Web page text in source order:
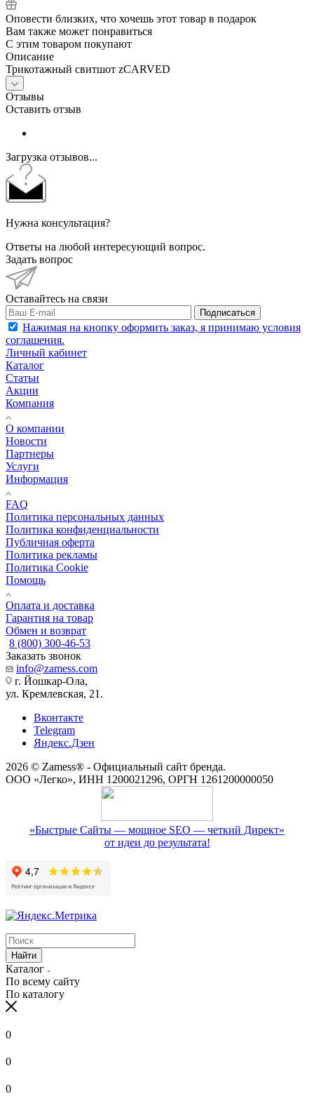
Оповести близких, что хочешь этот товар в подарок
Вам также может понравиться
С этим товаром покупают
Описание
Трикотажный свитшот zCARVED
Отзывы
Оставить отзыв
Загрузка отзывов...
Нужна консультация?
Ответы на любой интересующий вопрос.
Задать вопрос
Оставайтесь на связи
Подписаться
Нажимая на кнопку оформить заказ, я принимаю условия
соглашения.
Личный кабинет
Каталог
Статьи
Акции
Компания
О компании
Новости
Партнеры
Услуги
Информация
FAQ
Политика персональных данных
Политика конфиденциальности
Публичная оферта
Политика рекламы
Политика Cookie
Помощь
Оплата и доставка
Гарантия на товар
Обмен и возврат
8 (800) 300-46-53
Заказать звонок
info@zamess.com
г. Йошкар-Ола,
ул. Кремлевская, 21.
Вконтакте
Telegram
Яндекс.Дзен
2026 © Zamess® - Официальный сайт бренда.
ООО «Легко», ИНН 1200021296, ОРГН 1261200000050
«Быстрые Сайты — мощное SEO — четкий Директ»
от идеи до результата!
Найти
Каталог
По всему сайту
По каталогу
0
0
0